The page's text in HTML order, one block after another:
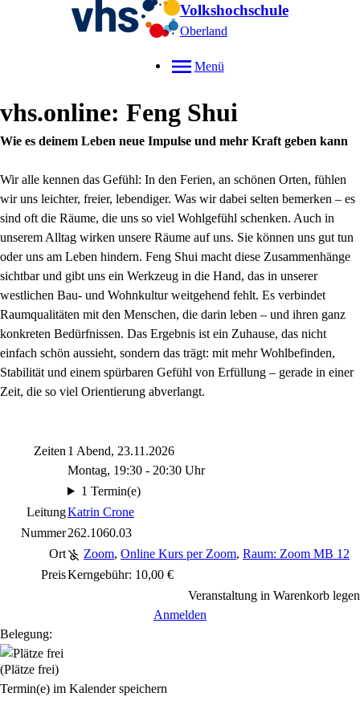
Volkshochschule
Oberland
Menü
vhs.online: Feng Shui
Wie es deinem Leben neue Impulse und mehr Kraft geben kann
Wir alle kennen das Gefühl: In den Ferien, an schönen Orten, fühlen
wir uns leichter, freier, lebendiger. Was wir dabei selten bemerken – es
sind oft die Räume, die uns so viel Wohlgefühl schenken. Auch in
unserem Alltag wirken unsere Räume auf uns. Sie können uns gut tun
oder uns am Leben hindern. Feng Shui macht diese Zusammenhänge
sichtbar und gibt uns ein Werkzeug in die Hand, das in unserer
westlichen Bau- und Wohnkultur weitgehend fehlt. Es verbindet
Raumqualitäten mit den Menschen, die darin leben – und ihren ganz
konkreten Bedürfnissen. Das Ergebnis ist ein Zuhause, das nicht
einfach schön aussieht, sondern das trägt: mit mehr Wohlbefinden,
Stabilität und einem spürbaren Gefühl von Erfüllung – gerade in einer
Zeit, die so viel Orientierung abverlangt.
Zeiten 1 Abend, 23.11.2026
Montag, 19:30 - 20:30 Uhr
1 Termin(e)
LeitungKatrin Crone
Nummer262.1060.03
Ort
Zoom, Online Kurs per Zoom, Raum: Zoom MB 12
PreisKerngebühr: 10,00 €
Veranstaltung in Warenkorb legen
Anmelden
Belegung:
(Plätze frei)
Termin(e) im Kalender speichern